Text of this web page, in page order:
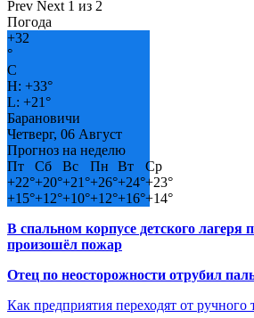
Prev Next 1 из 2
Погода
+32
°
C
H: +33°
L: +21°
Барановичи
Четверг, 06 Август
Прогноз на неделю
Пт
Сб Вс Пн Вт
Ср
+22°+20°+21°+26°+24°+23°
+15°+12°+10°+12°+16°+14°
В спальном корпусе детского лагеря
произошёл пожар
Отец по неосторожности отрубил
Как предприятия переходят от ручного